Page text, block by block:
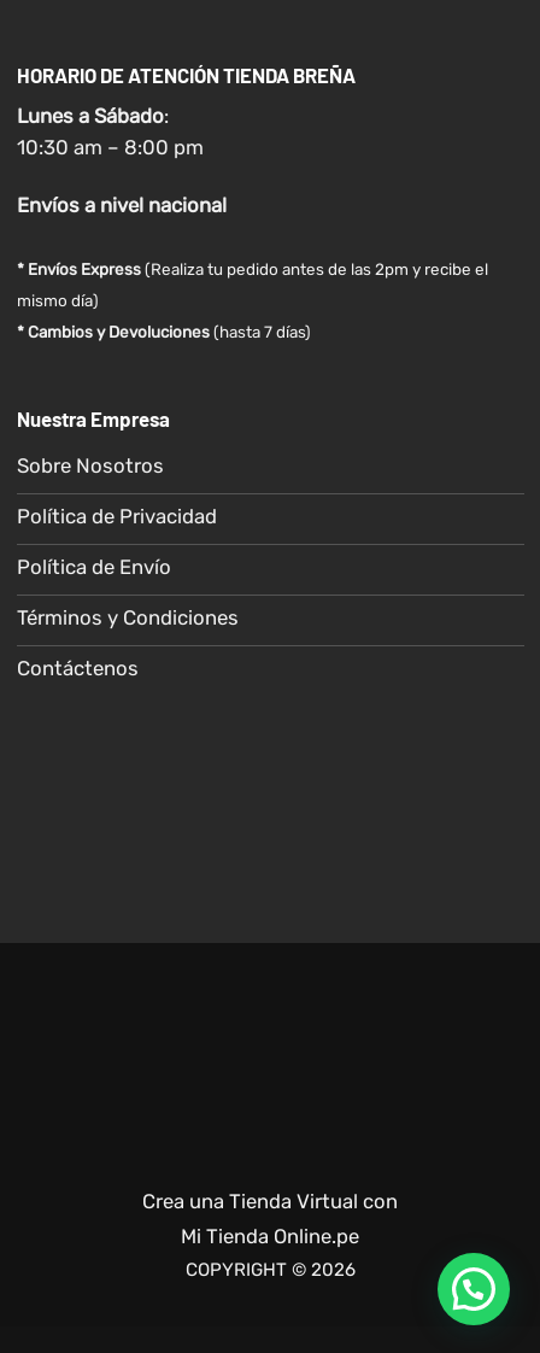
HORARIO DE ATENCIÓN TIENDA BREÑA
Lunes a Sábado:
10:30 am – 8:00 pm
Envíosa nivel nacional
* Envíos Express(Realiza tu pedido antes de las 2pm y recibe el
mismo día)
* Cambios y Devoluciones (hasta 7 días)
Nuestra Empresa
Sobre Nosotros
Política de Privacidad
Política de Envío
Términos y Condiciones
Contáctenos
Crea una Tienda Virtual con
Mi Tienda Online.pe
COPYRIGHT © 2026